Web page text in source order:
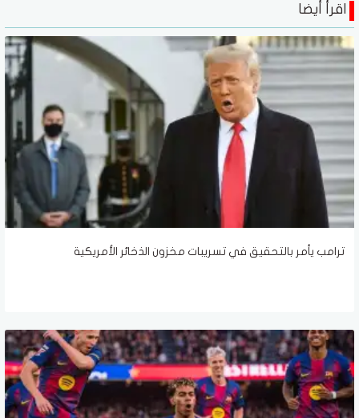
اقرأ أيضا
ترامب يأمر بالتحقيق في تسريبات مخزون الذخائر الأمريكية